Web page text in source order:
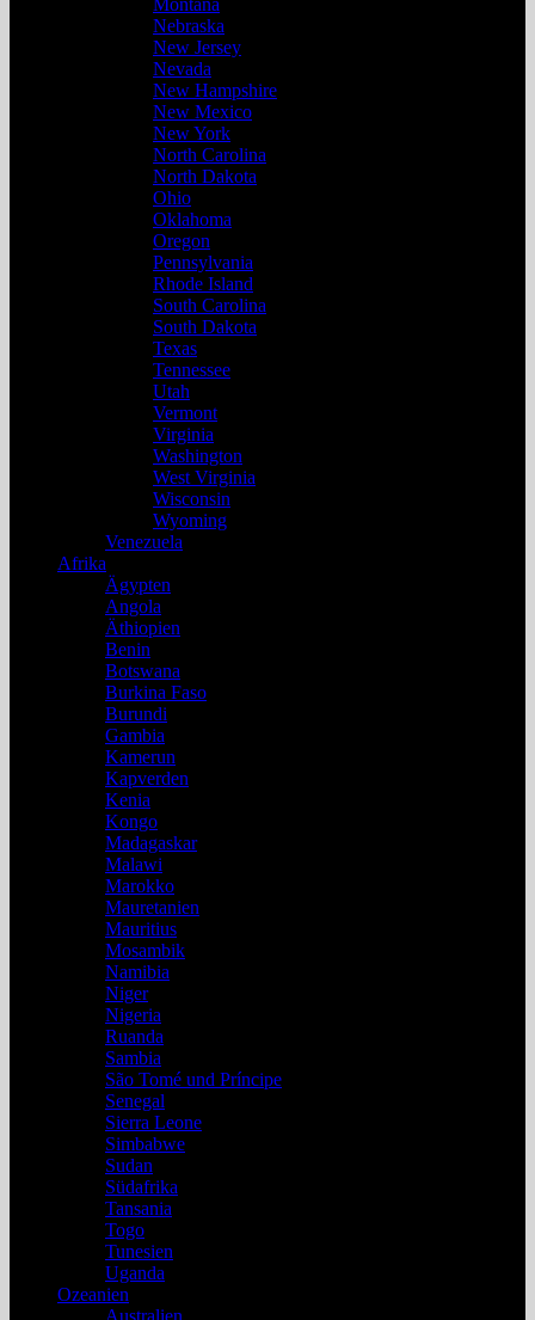
Montana
Nebraska
New Jersey
Nevada
New Hampshire
New Mexico
New York
North Carolina
North Dakota
Ohio
Oklahoma
Oregon
Pennsylvania
Rhode Island
South Carolina
South Dakota
Texas
Tennessee
Utah
Vermont
Virginia
Washington
West Virginia
Wisconsin
Wyoming
Venezuela
Afrika
Ägypten
Angola
Äthiopien
Benin
Botswana
Burkina Faso
Burundi
Gambia
Kamerun
Kapverden
Kenia
Kongo
Madagaskar
Malawi
Marokko
Mauretanien
Mauritius
Mosambik
Namibia
Niger
Nigeria
Ruanda
Sambia
São Tomé und Príncipe
Senegal
Sierra Leone
Simbabwe
Sudan
Südafrika
Tansania
Togo
Tunesien
Uganda
Ozeanien
Australien